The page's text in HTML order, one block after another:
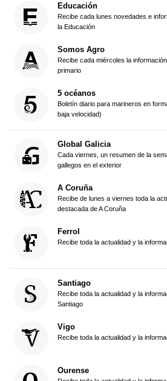
Educación
Recibe cada lunes novedades e
la Educación
Somos Agro
Recibe cada miércoles la
primario
5 océanos
Boletín diario para marineros en
baja velocidad)
Global Galicia
Cada viernes, un resumen de la
gallegos en el exterior
A Coruña
Recibe de lunes a viernes toda la
destacada de A Coruña
Ferrol
Recibe toda la actualidad y la
Santiago
Recibe toda la actualidad y la
Santiago
Vigo
Recibe toda la actualidad y la
Ourense